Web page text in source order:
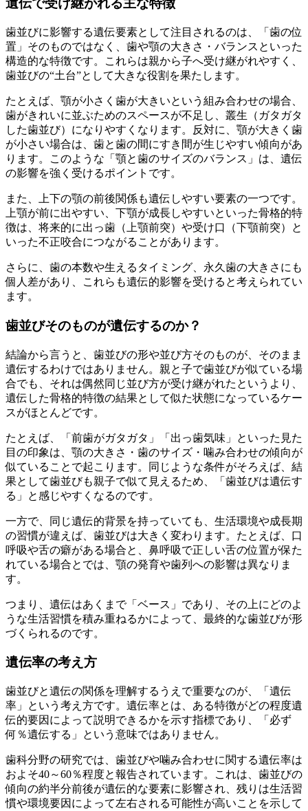
遺伝で受け継がれる主な特徴
歯並びに影響する遺伝要素として注目されるのは、「歯の位
置」そのものではなく、歯や顎の大きさ・バランスといった
構造的な特徴です。これらは親から子へ受け継がれやすく、
歯並びの“土台”として大きな役割を果たします。
たとえば、顎が小さく歯が大きいという組み合わせの場合、
歯がきれいに並ぶためのスペースが不足し、叢生（ガタガタ
した歯並び）になりやすくなります。反対に、顎が大きく歯
が小さい場合は、歯と歯の間にすき間が生じやすい傾向があ
ります。このような「顎と歯のサイズのバランス」は、遺伝
の影響を強く受けるポイントです。
また、上下の顎の前後関係も遺伝しやすい要素の一つです。
上顎が前に出やすい、下顎が成長しやすいといった骨格的特
徴は、将来的に出っ歯（上顎前突）や受け口（下顎前突）と
いった不正咬合につながることがあります。
さらに、歯の本数や生えるタイミング、永久歯の大きさにも
個人差があり、これらも遺伝的影響を受けると考えられてい
ます。
歯並びそのものが遺伝するのか？
結論から言うと、歯並びの形や並び方そのものが、そのまま
遺伝するわけではありません。親と子で歯並びが似ている場
合でも、それは偶然同じ並び方が受け継がれたというより、
遺伝した骨格的特徴の結果として似た状態になっているケー
スがほとんどです。
たとえば、「前歯がガタガタ」「出っ歯気味」といった見た
目の印象は、顎の大きさ・歯のサイズ・噛み合わせの傾向が
似ていることで起こります。同じような条件がそろえば、結
果として歯並びも親子で似て見えるため、「歯並びは遺伝す
る」と感じやすくなるのです。
一方で、同じ遺伝的背景を持っていても、生活環境や成長期
の習慣が違えば、歯並びは大きく変わります。たとえば、口
呼吸や舌の癖がある場合と、鼻呼吸で正しい舌の位置が保た
れている場合とでは、顎の発育や歯列への影響は異なりま
す。
つまり、遺伝はあくまで「ベース」であり、その上にどのよ
うな生活習慣を積み重ねるかによって、最終的な歯並びが形
づくられるのです。
遺伝率の考え方
歯並びと遺伝の関係を理解するうえで重要なのが、「遺伝
率」という考え方です。遺伝率とは、ある特徴がどの程度遺
伝的要因によって説明できるかを示す指標であり、「必ず
何％遺伝する」という意味ではありません。
歯科分野の研究では、歯並びや噛み合わせに関する遺伝率は
およそ40～60％程度と報告されています。これは、歯並びの
傾向の約半分前後が遺伝的な要素に影響され、残りは生活習
慣や環境要因によって左右される可能性が高いことを示して